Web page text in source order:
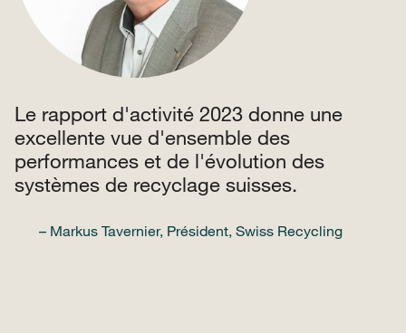
Le rapport d'activité 2023 donne une
excellente vue d'ensemble des
performances et de l'évolution des
systèmes de recyclage suisses.
– Markus Tavernier, Président, Swiss Recycling